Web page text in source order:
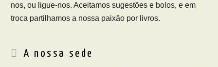
nos, ou ligue-nos. Aceitamos sugestões e bolos, e em
troca partilhamos a nossa paixão por livros.
A nossa sede